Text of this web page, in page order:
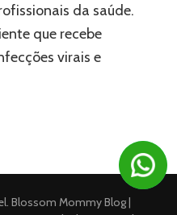
da saúde.
que recebe
virais e
. Blossom Mommy Blog |